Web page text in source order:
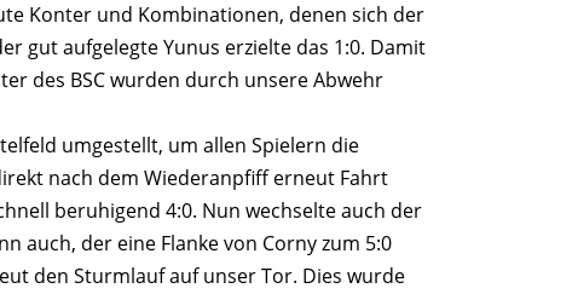
Konter und Kombinationen, denen sich der
gut aufgelegte Yunus erzielte das 1:0. Damit
des BSC wurden durch unsere Abwehr
umgestellt, um allen Spielern die
nach dem Wiederanpfiff erneut Fahrt
beruhigend 4:0. Nun wechselte auch der
auch, der eine Flanke von Corny zum 5:0
den Sturmlauf auf unser Tor. Dies wurde